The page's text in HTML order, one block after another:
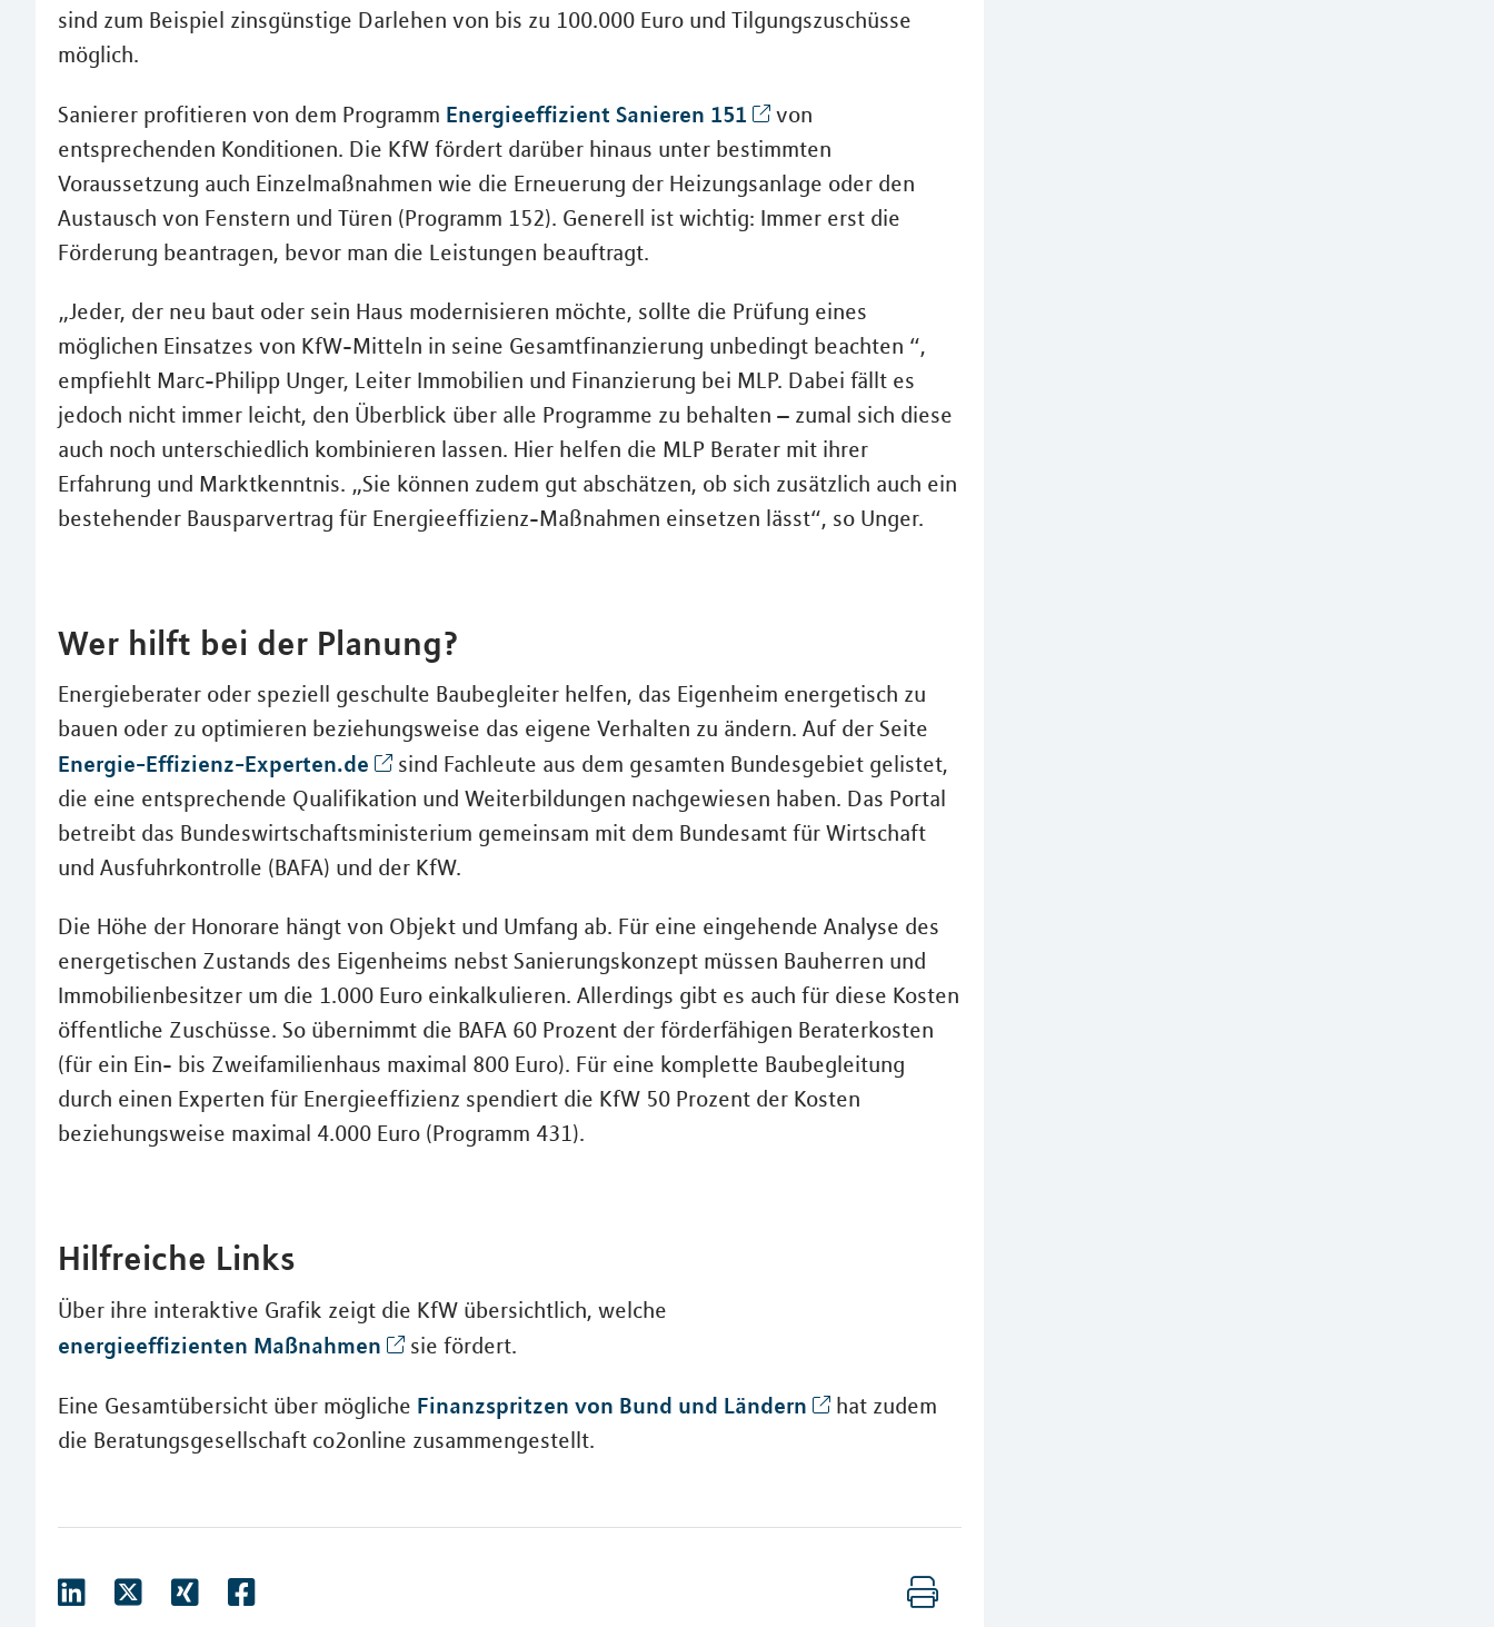
sind zum Beispiel zinsgünstige Darlehen von bis zu 100.000 Euro und Tilgungszuschüsse
möglich.
Sanierer profitieren von dem Programm Energieeffizient Sanieren 151
von
entsprechenden Konditionen. Die KfW fördert darüber hinaus unter bestimmten
Voraussetzung auch Einzelmaßnahmen wie die Erneuerung der Heizungsanlage oder den
Austausch von Fenstern und Türen (Programm 152). Generell ist wichtig: Immer erst die
Förderung beantragen, bevor man die Leistungen beauftragt.
„Jeder, der neu baut oder sein Haus modernisieren möchte, sollte die Prüfung eines
möglichen Einsatzes von KfW-Mitteln in seine Gesamtfinanzierung unbedingt beachten “,
empfiehlt Marc-Philipp Unger, Leiter Immobilien und Finanzierung bei MLP. Dabei fällt es
jedoch nicht immer leicht, den Überblick über alle Programme zu behalten – zumal sich diese
auch noch unterschiedlich kombinieren lassen. Hier helfen die MLP Berater mit ihrer
Erfahrung und Marktkenntnis. „Sie können zudem gut abschätzen, ob sich zusätzlich auch ein
bestehender Bausparvertrag für Energieeffizienz-Maßnahmen einsetzen lässt“, so Unger.
Wer hilft bei der Planung?
Energieberater oder speziell geschulte Baubegleiter helfen, das Eigenheim energetisch zu
bauen oder zu optimieren beziehungsweise das eigene Verhalten zu ändern. Auf der Seite
Energie-Effizienz-Experten.de
sind Fachleute aus dem gesamten Bundesgebiet gelistet,
die eine entsprechende Qualifikation und Weiterbildungen nachgewiesen haben. Das Portal
betreibt das Bundeswirtschaftsministerium gemeinsam mit dem Bundesamt für Wirtschaft
und Ausfuhrkontrolle (BAFA) und der KfW.
Die Höhe der Honorare hängt von Objekt und Umfang ab. Für eine eingehende Analyse des
energetischen Zustands des Eigenheims nebst Sanierungskonzept müssen Bauherren und
Immobilienbesitzer um die 1.000 Euro einkalkulieren. Allerdings gibt es auch für diese Kosten
öffentliche Zuschüsse. So übernimmt die BAFA 60 Prozent der förderfähigen Beraterkosten
(für ein Ein- bis Zweifamilienhaus maximal 800 Euro). Für eine komplette Baubegleitung
durch einen Experten für Energieeffizienz spendiert die KfW 50 Prozent der Kosten
beziehungsweise maximal 4.000 Euro (Programm 431).
Hilfreiche Links
Über ihre interaktive Grafik zeigt die KfW übersichtlich, welche
energieeffizienten Maßnahmen sie fördert.
Eine Gesamtübersicht über mögliche Finanzspritzen von Bund und Ländern
hat zudem
die Beratungsgesellschaft co2online zusammengestellt.